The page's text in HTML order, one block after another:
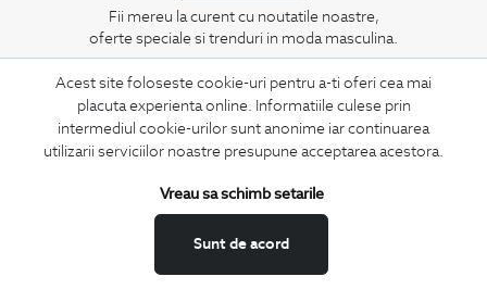
Acest site foloseste cookie-uri pentru a-ti oferi cea mai
placuta experienta online. Informatiile culese prin
intermediul cookie-urilor sunt anonime iar continuarea
utilizarii serviciilor noastre presupune acceptarea acestora.
Sunt de acord
Vreau sa schimb setarile
Fii mereu la curent cu noutatile noastre,
oferte speciale si trenduri in moda masculina.
CONCIERGE
Termeni si conditii
Schimburi si retur
ANPC